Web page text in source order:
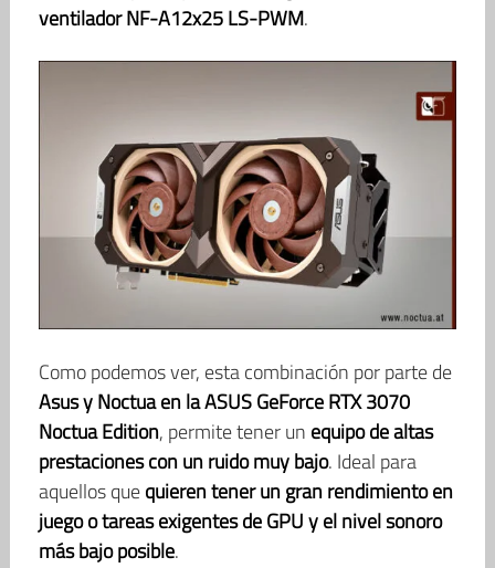
ventilador NF-A12x25 LS-PWM.
Como podemos ver, esta combinación por parte de
Asus y Noctua en la ASUS GeForce RTX 3070
Noctua Edition, permite tener un equipo de altas
prestaciones con un ruido muy bajo. Ideal para
aquellos quequieren tener un gran rendimiento en
juego o tareas exigentes de GPU y el nivel sonoro
más bajo posible.